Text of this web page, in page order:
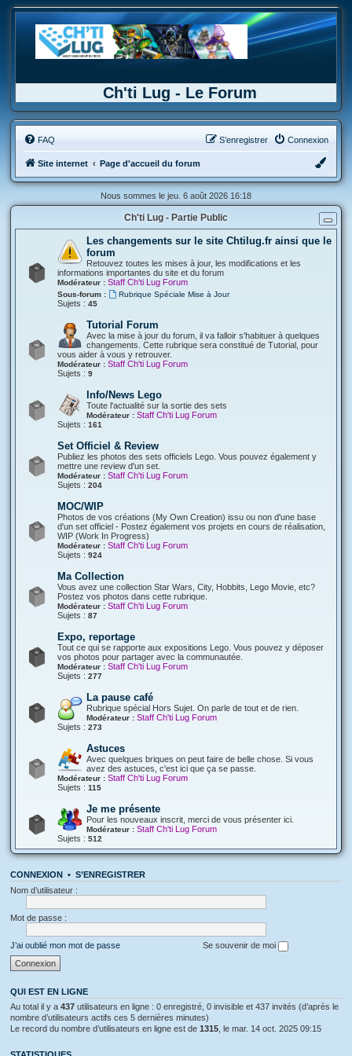
Ch'ti Lug - Le Forum
FAQ Connexion
S’enregistrer
Site internet Page d'accueil du forum
Nous sommes le jeu. 6 août 2026 16:18
Ch'ti Lug - Partie Public
Les changements sur le site Chtilug.fr ainsi que le
forum
Retouvez toutes les mises à jour, les modifications et les
informations importantes du site et du forum
Modérateur : Staff Ch'ti Lug Forum
Sous-forum : Rubrique Spéciale Mise à Jour
Sujets : 45
Tutorial Forum
Avec la mise à jour du forum, il va falloir s'habituer à quelques
changements. Cette rubrique sera constitué de Tutorial, pour
vous aider à vous y retrouver.
Modérateur : Staff Ch'ti Lug Forum
Sujets : 9
Info/News Lego
Toute l'actualité sur la sortie des sets
Modérateur : Staff Ch'ti Lug Forum
Sujets : 161
Set Officiel & Review
Publiez les photos des sets officiels Lego. Vous pouvez également y
mettre une review d'un set.
Modérateur : Staff Ch'ti Lug Forum
Sujets : 204
MOC/WIP
Photos de vos créations (My Own Creation) issu ou non d'une base
d'un set officiel - Postez également vos projets en cours de réalisation,
WIP (Work In Progress)
Modérateur : Staff Ch'ti Lug Forum
Sujets : 924
Ma Collection
Vous avez une collection Star Wars, City, Hobbits, Lego Movie, etc?
Postez vos photos dans cette rubrique.
Modérateur : Staff Ch'ti Lug Forum
Sujets : 87
Expo, reportage
Tout ce qui se rapporte aux expositions Lego. Vous pouvez y déposer
vos photos pour partager avec la communautée.
Modérateur : Staff Ch'ti Lug Forum
Sujets : 277
La pause café
Rubrique spécial Hors Sujet. On parle de tout et de rien.
Modérateur : Staff Ch'ti Lug Forum
Sujets : 273
Astuces
Avec quelques briques on peut faire de belle chose. Si vous
avez des astuces, c'est ici que ça se passe.
Modérateur : Staff Ch'ti Lug Forum
Sujets : 115
Je me présente
Pour les nouveaux inscrit, merci de vous présenter ici.
Modérateur : Staff Ch'ti Lug Forum
Sujets : 512
CONNEXION • S’ENREGISTRER
Nom d’utilisateur :
Mot de passe :
J’ai oublié mon mot de passe Se souvenir de moi
QUI EST EN LIGNE
Au total il y a 437 utilisateurs en ligne : 0 enregistré, 0 invisible et 437 invités (d’après le
nombre d’utilisateurs actifs ces 5 dernières minutes)
Le record du nombre d’utilisateurs en ligne est de 1315 , le mar. 14 oct. 2025 09:15